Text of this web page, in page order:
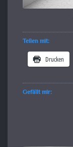
Teilen mit:
Drucken
Gefällt mir: